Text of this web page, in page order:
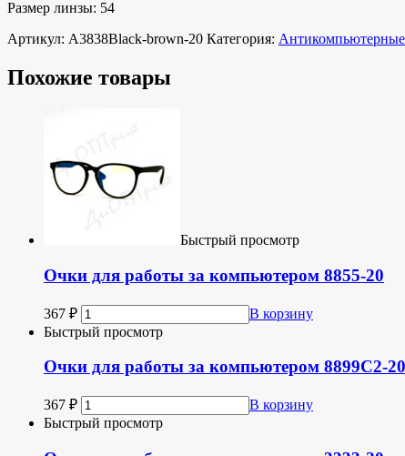
Размер линзы: 54
Артикул: A3838Black-brown-20 Категория:
Похожие товары
Быстрый просмотр
Очки для работы за компьютером 8855-20
367 ₽
В корзину
Быстрый просмотр
Очки для работы за компьютером 8899C2-20
367 ₽
В корзину
Быстрый просмотр